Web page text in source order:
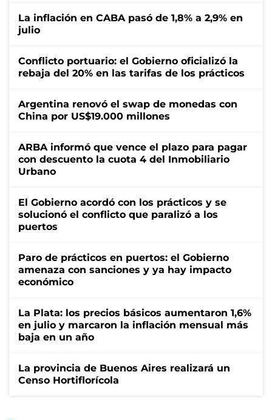
La inflación en CABA pasó de 1,8% a 2,9% en
julio
Conflicto portuario: el Gobierno oficializó la
rebaja del 20% en las tarifas de los prácticos
Argentina renovó el swap de monedas con
China por US$19.000 millones
ARBA informó que vence el plazo para pagar
con descuento la cuota 4 del Inmobiliario
Urbano
El Gobierno acordó con los prácticos y se
solucionó el conflicto que paralizó a los
puertos
Paro de prácticos en puertos: el Gobierno
amenaza con sanciones y ya hay impacto
económico
La Plata: los precios básicos aumentaron 1,6%
en julio y marcaron la inflación mensual más
baja en un año
La provincia de Buenos Aires realizará un
Censo Hortiflorícola